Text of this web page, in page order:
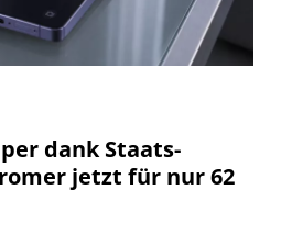
dank Staats-
jetzt für nur 62